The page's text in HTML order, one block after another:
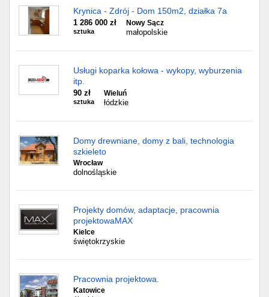
Krynica - Zdrój - Dom 150m2, działka 7a
1 286 000 zł
sztuka
Nowy Sącz
małopolskie
Usługi koparka kołowa - wykopy, wyburzenia
itp.
90 zł
sztuka
Wieluń
łódzkie
Domy drewniane, domy z bali, technologia
szkieleto
Wrocław
dolnośląskie
Projekty domów, adaptacje, pracownia
projektowaMAX
Kielce
świętokrzyskie
Pracownia projektowa.
Katowice